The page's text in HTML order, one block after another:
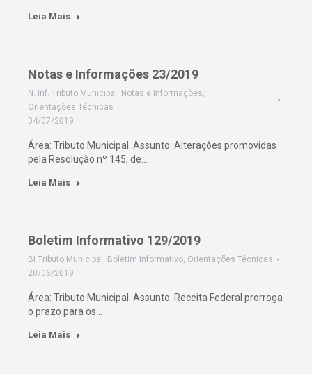
Leia Mais
Notas e Informações 23/2019
N. Inf. Tributo Municipal , Notas e Informações,
Orientações Técnicas
04/07/2019
Área: Tributo Municipal. Assunto: Alterações promovidas
pela Resolução nº 145, de…
Leia Mais
Boletim Informativo 129/2019
BI Tributo Municipal , Boletim Informativo, Orientações Técnicas
28/06/2019
Área: Tributo Municipal. Assunto: Receita Federal prorroga
o prazo para os…
Leia Mais